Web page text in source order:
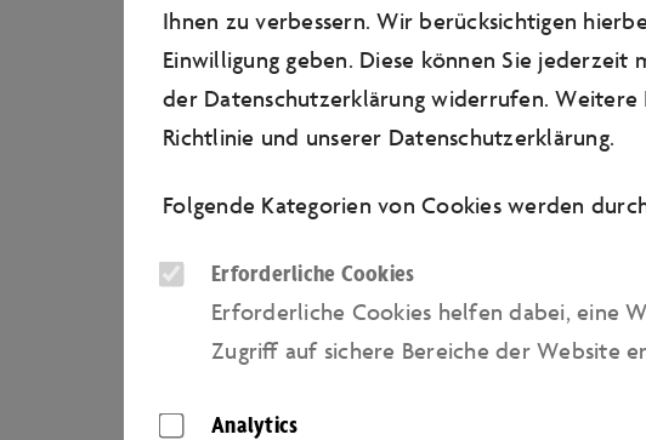
Ihnen zu verbessern. Wir berücksichtigen
Einwilligung geben. Diese können Sie
der Datenschutzerklärung widerrufen.
Richtlinie und unserer Datenschutzerklärung.
Folgende Kategorien von Cookies werden
Erforderliche Cookies
Erforderliche Cookies helfen dabei, eine
Zugriﬀ auf sichere Bereiche der Website
Analytics